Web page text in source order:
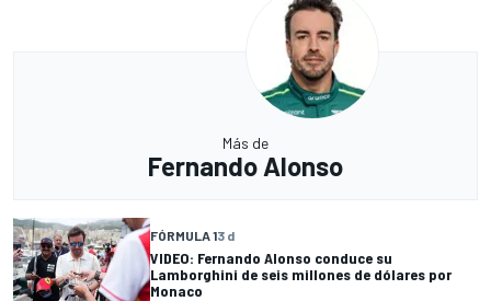
Más de
Fernando Alonso
FÓRMULA 13 d
VIDEO: Fernando Alonso conduce su
Lamborghini de seis millones de dólares por
Monaco